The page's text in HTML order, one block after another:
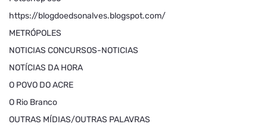
https://blogdoedsonalves.blogspot.com/
METRÓPOLES
NOTICIAS CONCURSOS-NOTICIAS
NOTÍCIAS DA HORA
O POVO DO ACRE
O Rio Branco
OUTRAS MÍDIAS/OUTRAS PALAVRAS